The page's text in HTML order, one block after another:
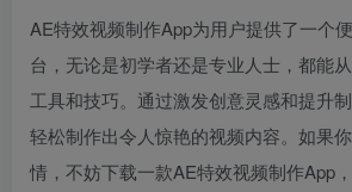
AE特效视频制作App为用户提供了一个
台，无论是初学者还是专业人士，都能
工具和技巧。通过激发创意灵感和提升
轻松制作出令人惊艳的视频内容。如果
情，不妨下载一款AE特效视频制作App